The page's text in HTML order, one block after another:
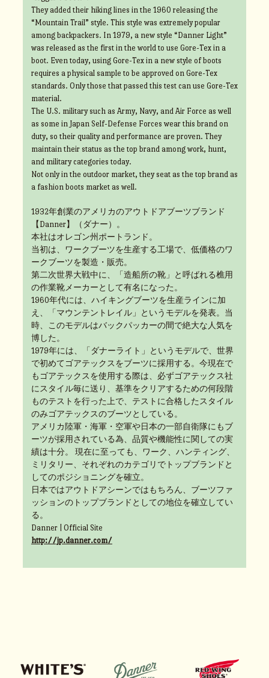
They added their hiking lines in the 1960 releasing the
“Mountain Trail” style. This style was extremely popular
among backpackers. In 1979, a new style “Danner Light”
was released as the first in the world to use Gore-Tex in a
boot. Even today, using Gore-Tex in a new style of boots
requires a physical sample to be approved on Gore-Tex
standards. Only those that passed this test can use Gore-Tex
material.
The U.S. military such as Army, Navy, and Air Force as well
as some in Japan Self-Defense Forces wear this brand on
duty, so their quality and performance are proven. They
maintain their status as the top brand among work, hunt,
and military categories today.
Not only in the outdoor market, they seat as the top brand as
a fashion boots market as well.
1932年創業のアメリカのアウトドアブーツブランド
【Danner】（ダナー）。
本社はオレゴン州ポートランド。
当初は、ワークブーツを生産する工場で、低価格のワ
ークブーツを製造・販売。
第二次世界大戦中に、「造船所の靴」と呼ばれる樵用
の作業靴メーカーとして有名になった。
1960年代には、ハイキングブーツを生産ラインに加
え、「マウンテントレイル」というモデルを発表。当
時、このモデルはバックパッカーの間で絶大な人気を
博した。
1979年には、「ダナーライト」というモデルで、世界
で初めてゴアテックスをブーツに採用する。今現在で
もゴアテックスを使用する際は、必ずゴアテックス社
にスタイル毎に送り、基準をクリアするための何段階
ものテストを行った上で、テストに合格したスタイル
のみゴアテックスのブーツとしている。
アメリカ陸軍・海軍・空軍や日本の一部自衛隊にもブ
ーツが採用されている為、品質や機能性に関しての実
績は十分。 現在に至っても、ワーク、ハンティング、
ミリタリー、それぞれのカテゴリでトップブランドと
してのポジショニングを確立。
日本ではアウトドアシーンではもちろん、ブーツファ
ッションのトップブランドとしての地位を確立してい
る。
Danner | Official Site
http://jp.danner.com/